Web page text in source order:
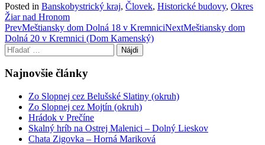
Posted in Banskobystrický kraj, Človek, Historické budovy, Okres
Žiar nad Hronom
Post
navigation
PrevMeštiansky dom Dolná 18 v KremniciNextMeštiansky dom
Dolná 20 v Kremnici (Dom Kamenský)
Hľadať:
Najnovšie články
Zo Slopnej cez Belušské Slatiny (okruh)
Zo Slopnej cez Mojtín (okruh)
Hrádok v Prečíne
Skalný hríb na Ostrej Malenici – Dolný Lieskov
Chata Zigovka – Horná Mariková